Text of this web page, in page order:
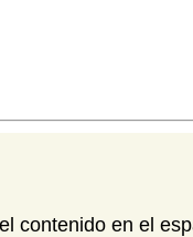
contenido en el